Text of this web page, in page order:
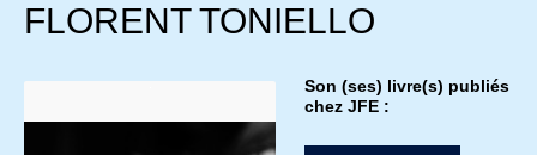
FLORENT TONIELLO
Son (ses) livre(s) publiés
chez JFE :